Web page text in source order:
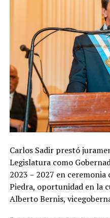
Carlos Sadir prestó
Legislatura como
2023 – 2027 en ceremonia
Piedra, oportunidad en la
Alberto Bernis,